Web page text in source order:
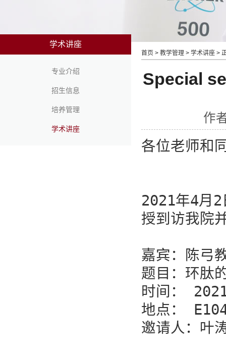
学术讲座
专业介绍
招生信息
培养管理
学术讲座
首页 > 教学管理 > 学术讲座 >
Special
作
各位老师和
2021年4月2
授到访我院
嘉宾：陈弓
题目：环肽
时间：
地点：
邀请人：叶